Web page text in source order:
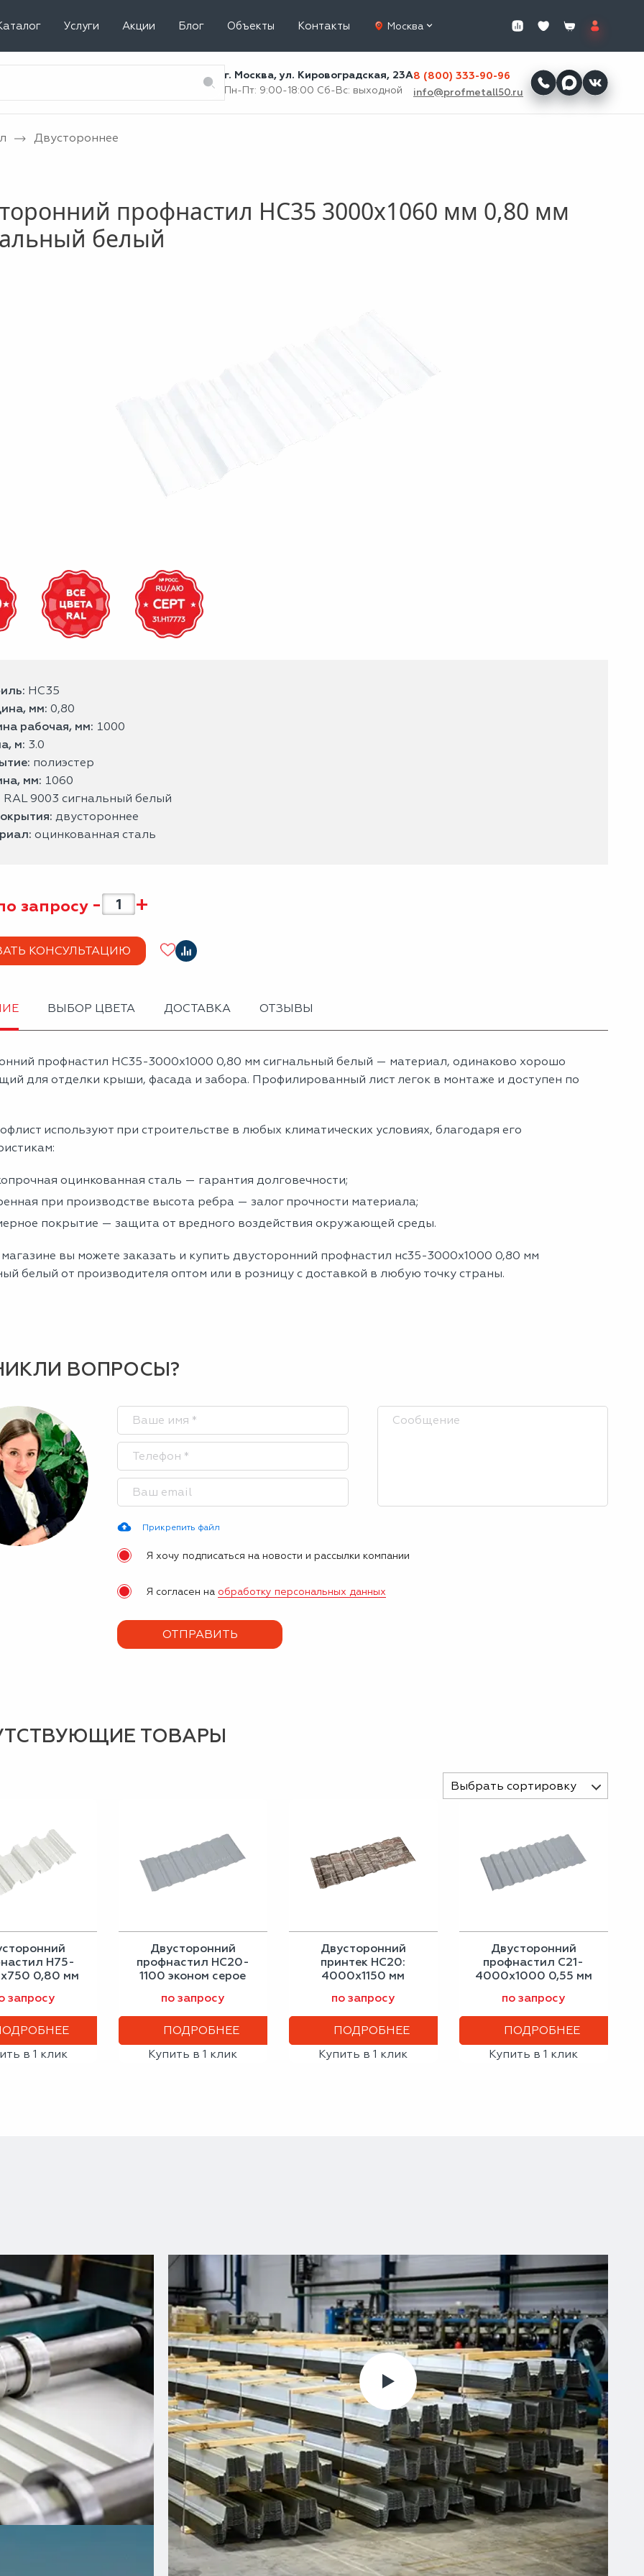
Услуги Акции Блог Объекты Контакты Москва
г. Москва, ул. Кировоградская, 23А
Пн-Пт: 9:00-18:00 Сб-Вс: выходной
8 (800) 333-90-96
info@profmetall50.ru
Двустороннее
профнастил НС35 3000x1060 мм 0,80 мм
белый
НС35
мм: 0,80
рабочая, мм: 1000
м: 3.0
полиэстер
мм: 1060
RAL 9003 сигнальный белый
двустороннее
оцинкованная сталь
запросу - +
КОНСУЛЬТАЦИЮ
ВЫБОР ЦВЕТА ДОСТАВКА ОТЗЫВЫ
профнастил НС35-3000х1000 0,80 мм сигнальный белый — материал, одинаково хорошо
для отделки крыши, фасада и забора. Профилированный лист легок в монтаже и доступен по
используют при строительстве в любых климатических условиях, благодаря его
оцинкованная сталь — гарантия долговечности;
при производстве высота ребра — залог прочности материала;
покрытие — защита от вредного воздействия окружающей среды.
вы можете заказать и купить двусторонний профнастил нс35-3000х1000 0,80 мм
белый от производителя оптом или в розницу с доставкой в любую точку страны.
ВОПРОСЫ?
Прикрепить файл
Я хочу подписаться на новости и рассылки компании
Я согласен на обработку персональных данных
ТОВАРЫ
Выбрать сортировку
Н75-
0,80 мм
запросу
в 1 клик
Двусторонний
профнастил НС20-
1100 эконом серое
по запросу
ПОДРОБНЕЕ
Купить в 1 клик
Двусторонний
принтек НС20:
4000x1150 мм
0,45 мм
по запросу
ПОДРОБНЕЕ
Купить в 1 клик
Двусторонний
профнастил С21-
4000х1000 0,55 мм
по запросу
ПОДРОБНЕЕ
Купить в 1 клик